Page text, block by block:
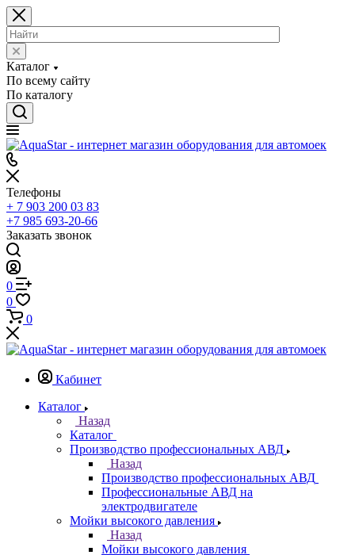
Каталог
По всему сайту
По каталогу
Телефоны
+ 7 903 200 03 83
+7 985 693-20-66
Заказать звонок
0
0
0
Кабинет
Каталог
Назад
Каталог
Производство профессиональных АВД
Назад
Производство профессиональных АВД
Профессиональные АВД на
электродвигателе
Мойки высокого давления
Назад
Мойки высокого давления